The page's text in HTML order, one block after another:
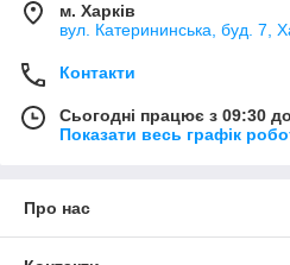
м. Харків
вул. Катерининська, буд. 7,
Контакти
Сьогодні працює з 09:30
Показати весь графік
Про нас